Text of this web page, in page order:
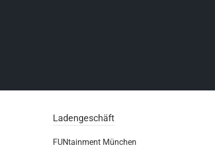
Ladengeschäft
FUNtainment München